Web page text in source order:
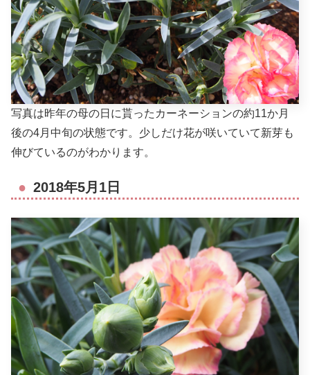
写真は昨年の母の日に貰ったカーネーションの約11か月
後の4月中旬の状態です。少しだけ花が咲いていて新芽も
伸びているのがわかります。
2018年5月1日